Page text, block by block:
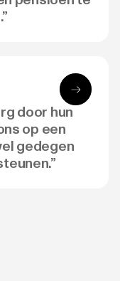
door hun
op een
gedegen